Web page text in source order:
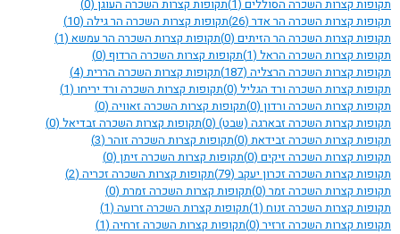
תקופות קצרות השכרה הסוללים (1) תקופות קצרות השכרה העוגן (0)
תקופות קצרות השכרה הר אדר (26) תקופות קצרות השכרה הר גילה (10)
תקופות קצרות השכרה הר הזיתים (0) תקופות קצרות השכרה הר עמשא (1)
תקופות קצרות השכרה הראל (1) תקופות קצרות השכרה הרדוף (0)
תקופות קצרות השכרה הרצליה (187) תקופות קצרות השכרה הררית (4)
תקופות קצרות השכרה ורד הגליל (0) תקופות קצרות השכרה ורד יריחו (1)
תקופות קצרות השכרה ורדון (0) תקופות קצרות השכרה זאוויה (0)
תקופות קצרות השכרה זבארגה (שבט) (0) תקופות קצרות השכרה זבדיאל (0)
תקופות קצרות השכרה זבידאת (0) תקופות קצרות השכרה זוהר (3)
תקופות קצרות השכרה זיקים (0) תקופות קצרות השכרה זיתן (0)
תקופות קצרות השכרה זכרון יעקב (79) תקופות קצרות השכרה זכריה (2)
תקופות קצרות השכרה זמר (0) תקופות קצרות השכרה זמרת (0)
תקופות קצרות השכרה זנוח (1) תקופות קצרות השכרה זרועה (1)
תקופות קצרות השכרה זרזיר (0) תקופות קצרות השכרה זרחיה (1)